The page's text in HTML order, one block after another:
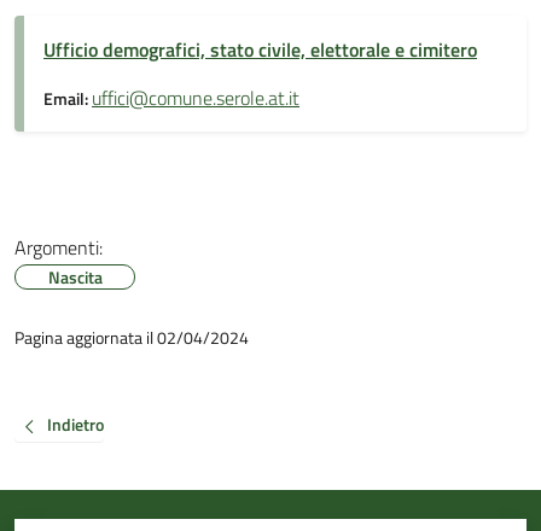
Ufficio demografici, stato civile, elettorale e cimitero
Email:uffici@comune.serole.at.it
Argomenti:
Nascita
Pagina aggiornata il 02/04/2024
Indietro